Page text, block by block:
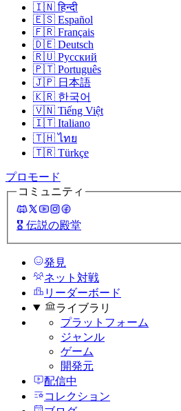
🇮🇳 हिन्दी
🇪🇸 Español
🇫🇷 Français
🇩🇪 Deutsch
🇷🇺 Русский
🇵🇹 Português
🇯🇵 日本語
🇰🇷 한국어
🇻🇳 Tiếng Việt
🇮🇹 Italiano
🇹🇭 ไทย
🇹🇷 Türkçe
プロモード
コミュニティ
🎖️ 伝説の殿堂
発見
ネット対戦
リーダーボード
ライブラリ
プラットフォーム
ジャンル
ゲーム
開発元
配信中
コレクション